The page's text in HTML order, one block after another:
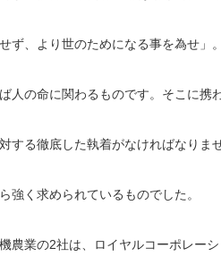
ず、より世のためになる事を為せ」
人の命に関わるものです。そこに携
する徹底した執着がなければなりま
強く求められているものでした。
農業の2社は、ロイヤルコーポレー